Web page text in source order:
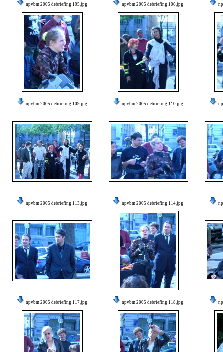
npvbm 2005 debriefing 105.jpg npvbm 2005 debriefing 106.jpg
npvbm 2005 debriefing 109.jpg npvbm 2005 debriefing 110.jpg
npvbm 2005 debriefing 113.jpg npvbm 2005 debriefing 114.jpg
npvbm 2005 debriefing 117.jpg npvbm 2005 debriefing 118.jpg